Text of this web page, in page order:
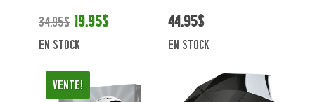
34,95$ 19,95$
en stock
44,95$
en stock
Vente!